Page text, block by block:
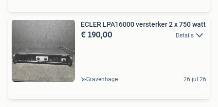
ECLER LPA16000 versterker 2 x 750 watt
€ 190,00 Details
's-Gravenhage 26 jul 26